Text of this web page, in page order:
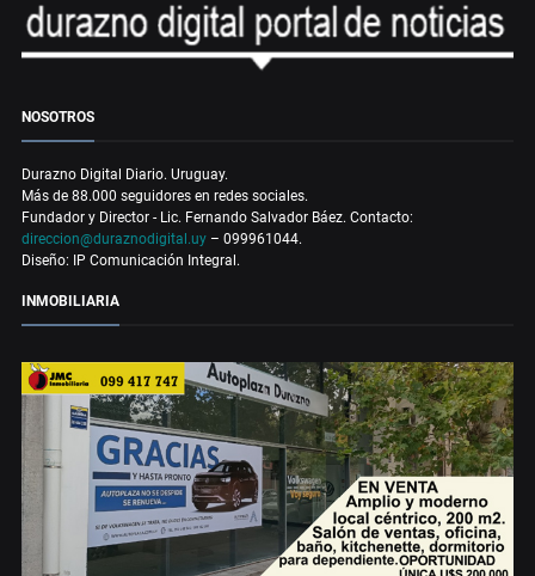
NOSOTROS
Durazno Digital Diario. Uruguay.
Más de 88.000 seguidores en redes sociales.
Fundador y Director - Lic. Fernando Salvador Báez. Contacto:
direccion@duraznodigital.uy – 099961044.
Diseño: IP Comunicación Integral.
INMOBILIARIA